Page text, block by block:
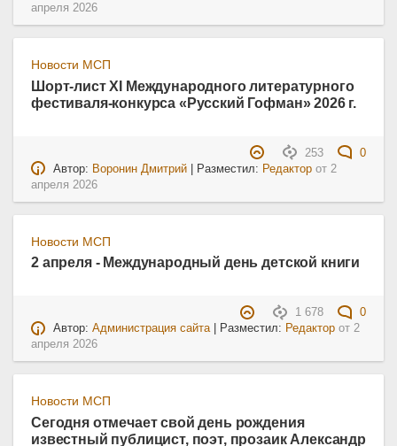
апреля 2026
Новости МСП
Шорт-лист XI Международного литературного
фестиваля-конкурса «Русский Гофман» 2026 г.
253
0
Автор: Воронин Дмитрий | Разместил: Редактор от 2
апреля 2026
Новости МСП
2 апреля - Международный день детской книги
1 678
0
Автор:Администрация сайта| Разместил: Редактор от2
апреля 2026
Новости МСП
Сегодня отмечает свой день рождения
известный публицист, поэт, прозаик Александр